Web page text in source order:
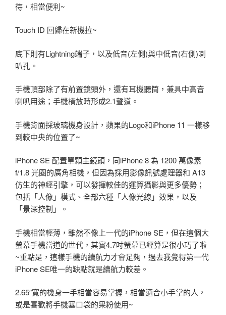
待，相當便利~
Touch ID 回歸在新機拉~
底下則有Lightning端子，以及低音(左側)與中低音(右側)喇
叭孔。
手機頂部除了有前置鏡頭外，還有耳機聽筒，兼具中高音
喇叭用途；手機橫放時形成2.1聲道。
手機背面採玻璃機身設計，蘋果的Logo和iPhone 11 一樣移
到較中央的位置了~
iPhone SE 配置單顆主鏡頭，同iPhone 8 為 1200 萬像素
f/1.8 光圈的廣角相機，但因為採用影像訊號處理器和 A13
仿生的神經引擎，可以發揮較佳的運算攝影與更多優勢；
包括「人像」模式、全部六種「人像光線」效果，以及
「景深控制」。
手機相當輕薄，雖然不像上一代的iPhone SE，但在這個大
螢幕手機當道的世代，其實4.7吋螢幕已經算是很小巧了啦
~重點是，這樣手機的續航力才會足夠，過去我覺得第一代
iPhone SE唯一的缺點就是續航力較差。
2.65″寬的機身一手相當容易掌握，相當適合小手掌的人，
或是喜歡將手機塞口袋的果粉使用~